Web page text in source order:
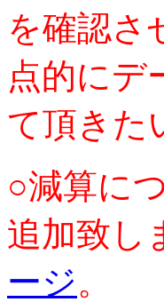
を確認さ
点的にデ
て頂きた
○減算に
追加致し
ージ。